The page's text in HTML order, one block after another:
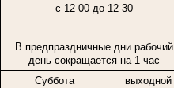
с 12-00 до 12-30
В предпраздничные дни рабочий
день сокращается на 1 час
Суббота
выходной